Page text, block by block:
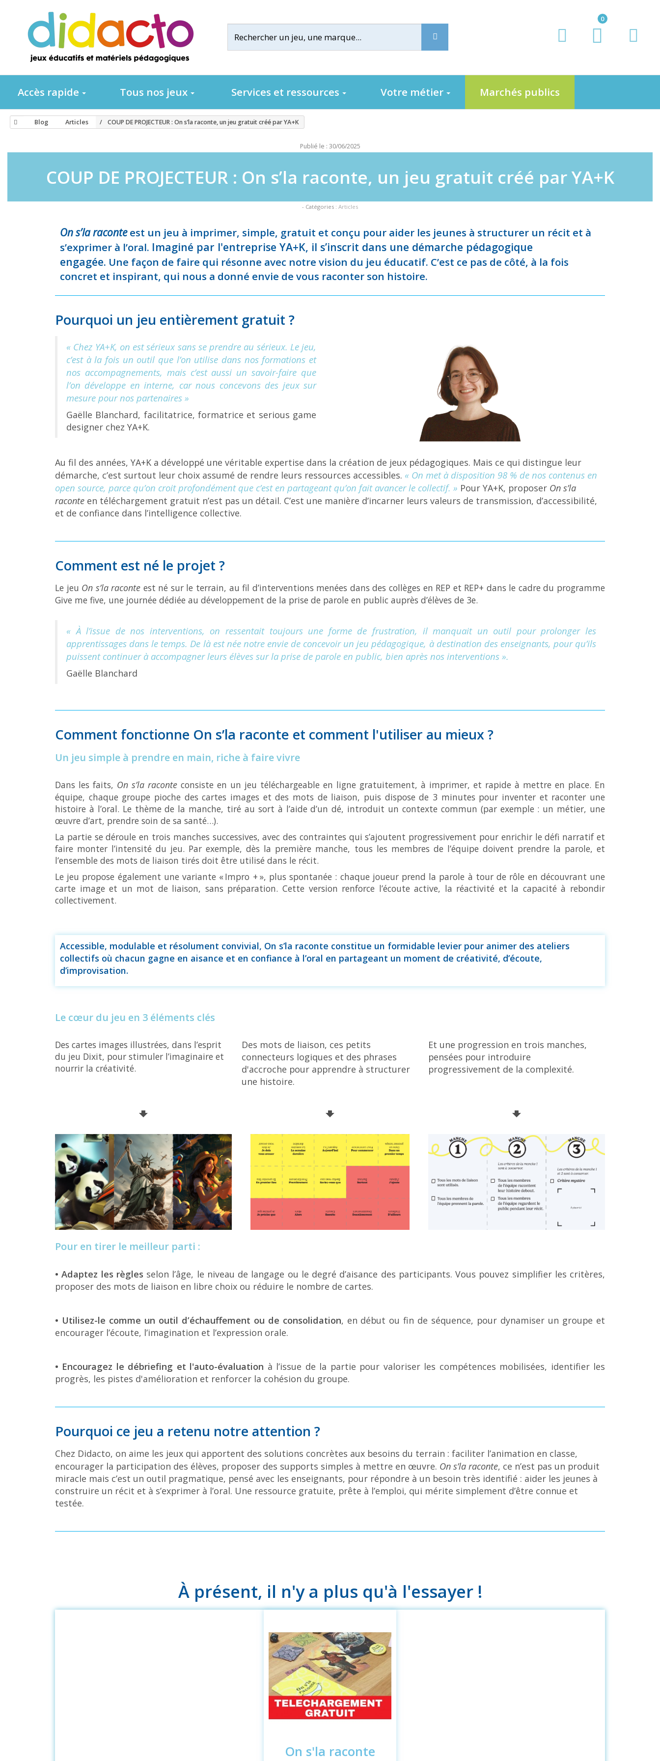
0
Accès rapide Tous nos jeux Services et ressources Votre métier Marchés publics
Blog Articles COUP DE PROJECTEUR : On s’la raconte, un jeu gratuit créé par YA+K
Publié le : 30/06/2025
COUP DE PROJECTEUR : On s’la raconte, un jeu gratuit créé par YA+K
- Catégories : Articles
On s’la raconteest un jeu à imprimer, simple, gratuit et conçu pour aider les jeunes à structurer un récit et à
s’exprimer à l’oral. Imaginé par l'entreprise YA+K, il s’inscrit dans une démarche pédagogique
engagée. Une façon de faire qui résonne avec notre vision du jeu éducatif. C’est ce pas de côté, à la fois
concret et inspirant, qui nous a donné envie de vous raconter son histoire.
Pourquoi un jeu entièrement gratuit ?
« Chez YA+K, on est sérieux sans se prendre au sérieux. Le jeu,
c’est à la fois un outil que l’on utilise dans nos formations et
nos accompagnements, mais c’est aussi un savoir-faire que
l’on développe en interne, car nous concevons des jeux sur
mesure pour nos partenaires »
Gaëlle Blanchard, facilitatrice, formatrice et serious game
designer chez YA+K.
Au fil des années, YA+K a développé une véritable expertise dans la création de jeux pédagogiques. Mais ce qui distingue leur
démarche, c’est surtout leur choix assumé de rendre leurs ressources accessibles. « On met à disposition 98 % de nos contenus en
open source, parce qu’on croit profondément que c’est en partageant qu’on fait avancer le collectif. » Pour YA+K, proposer On s’la
raconte en téléchargement gratuit n’est pas un détail. C’est une manière d’incarner leurs valeurs de transmission, d’accessibilité,
et de confiance dans l’intelligence collective.
Comment est né le projet ?
Le jeu On s’la raconte est né sur le terrain, au fil d’interventions menées dans des collèges en REP et REP+ dans le cadre du programme
Give me five, une journée dédiée au développement de la prise de parole en public auprès d’élèves de 3e.
« À l’issue de nos interventions, on ressentait toujours une forme de frustration, il manquait un outil pour prolonger les
apprentissages dans le temps. De là est née notre envie de concevoir un jeu pédagogique, à destination des enseignants, pour qu’ils
puissent continuer à accompagner leurs élèves sur la prise de parole en public, bien après nos interventions ».
Gaëlle Blanchard
Comment fonctionne On s’la raconte et comment l'utiliser au mieux ?
Un jeu simple à prendre en main, riche à faire vivre
Dans les faits, On s’la raconte consiste en un jeu téléchargeable en ligne gratuitement, à imprimer, et rapide à mettre en place. En
équipe, chaque groupe pioche des cartes images et des mots de liaison, puis dispose de 3 minutes pour inventer et raconter une
histoire à l’oral. Le thème de la manche, tiré au sort à l’aide d’un dé, introduit un contexte commun (par exemple : un métier, une
œuvre d’art, prendre soin de sa santé…).
La partie se déroule en trois manches successives, avec des contraintes qui s’ajoutent progressivement pour enrichir le défi narratif et
faire monter l’intensité du jeu. Par exemple, dès la première manche, tous les membres de l’équipe doivent prendre la parole, et
l’ensemble des mots de liaison tirés doit être utilisé dans le récit.
Le jeu propose également une variante « Impro + », plus spontanée : chaque joueur prend la parole à tour de rôle en découvrant une
carte image et un mot de liaison, sans préparation. Cette version renforce l’écoute active, la réactivité et la capacité à rebondir
collectivement.
Accessible, modulable et résolument convivial, On s’la raconte constitue un formidable levier pour animer des ateliers
collectifs où chacun gagne en aisance et en confiance à l’oral en partageant un moment de créativité, d’écoute,
d’improvisation.
Le cœur du jeu en 3 éléments clés
Des cartes images illustrées, dans l’esprit
du jeu Dixit, pour stimuler l’imaginaire et
nourrir la créativité.
Des mots de liaison, ces petits
connecteurs logiques et des phrases
d'accroche pour apprendre à structurer
une histoire.
Et une progression en trois manches,
pensées pour introduire
progressivement de la complexité.
🠻 🠻 🠻
Pour en tirer le meilleur parti :
•Adaptez les règles selon l’âge, le niveau de langage ou le degré d’aisance des participants. Vous pouvez simplifier les critères,
proposer des mots de liaison en libre choix ou réduire le nombre de cartes.
• Utilisez-le comme un outil d’échauffement ou de consolidation, en début ou fin de séquence, pour dynamiser un groupe et
encourager l’écoute, l’imagination et l’expression orale.
• Encouragez le débriefing et l'auto-évaluation à l’issue de la partie pour valoriser les compétences mobilisées, identifier les
progrès, les pistes d'amélioration et renforcer la cohésion du groupe.
Pourquoi ce jeu a retenu notre attention ?
Chez Didacto, on aime les jeux qui apportent des solutions concrètes aux besoins du terrain : faciliter l’animation en classe,
encourager la participation des élèves, proposer des supports simples à mettre en œuvre. On s’la raconte, ce n’est pas un produit
miracle mais c’est un outil pragmatique, pensé avec les enseignants, pour répondre à un besoin très identifié : aider les jeunes à
construire un récit et à s’exprimer à l’oral. Une ressource gratuite, prête à l’emploi, qui mérite simplement d’être connue et
testée.
À présent, il n'y a plus qu'à l'essayer !
Cliquer pour voir le produit
On s'la raconte